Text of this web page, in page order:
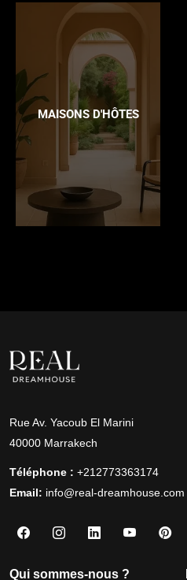
MAISONS D'HÔTES
Rue Av. Yacoub El Marini
40000 Marrakech
Téléphone : +212773363174
Email: info@real-dreamhouse.com
Qui sommes-nous ?